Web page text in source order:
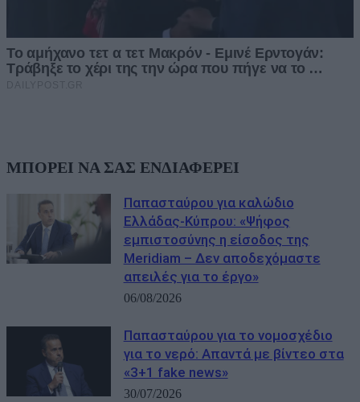
ΜΠΟΡΕΙ ΝΑ ΣΑΣ ΕΝΔΙΑΦΕΡΕΙ
Παπασταύρου για καλώδιο
Ελλάδας-Κύπρου: «Ψήφος
εμπιστοσύνης η είσοδος της
Meridiam – Δεν αποδεχόμαστε
απειλές για το έργο»
06/08/2026
Παπασταύρου για το νομοσχέδιο
για το νερό: Απαντά με βίντεο στα
«3+1 fake news»
30/07/2026